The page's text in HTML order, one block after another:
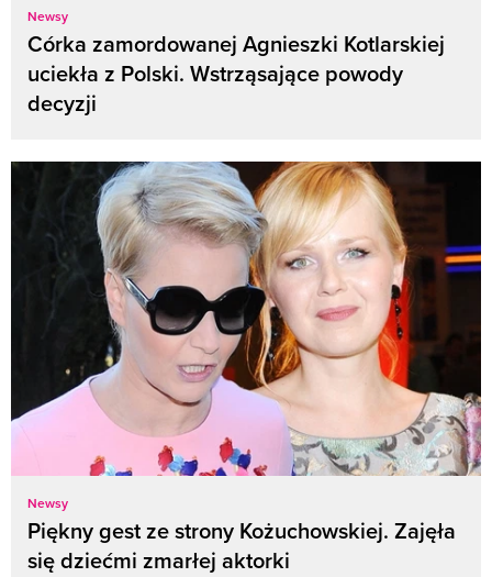
Newsy
Córka zamordowanej Agnieszki Kotlarskiej
uciekła z Polski. Wstrząsające powody
decyzji
Newsy
Piękny gest ze strony Kożuchowskiej. Zajęła
się dziećmi zmarłej aktorki